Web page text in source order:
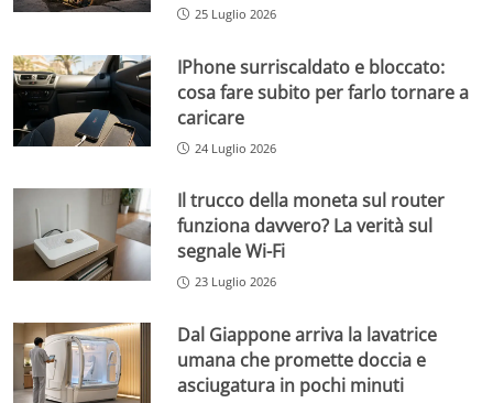
25 Luglio 2026
IPhone surriscaldato e bloccato:
cosa fare subito per farlo tornare a
caricare
24 Luglio 2026
Il trucco della moneta sul router
funziona davvero? La verità sul
segnale Wi-Fi
23 Luglio 2026
Dal Giappone arriva la lavatrice
umana che promette doccia e
asciugatura in pochi minuti